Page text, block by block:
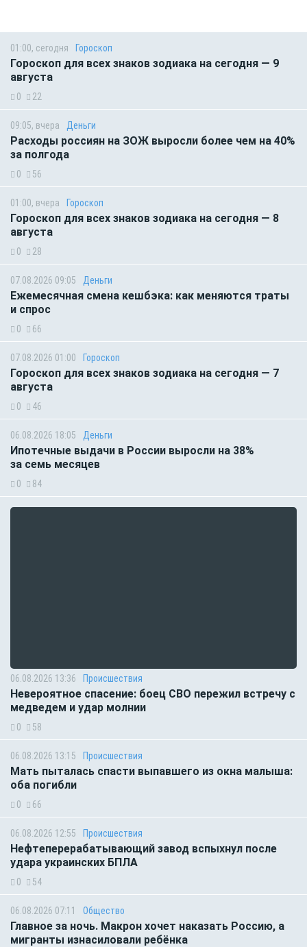
01:00, сегодня Гороскоп
Гороскоп для всех знаков зодиака на сегодня — 9
августа
0 22
09:05, вчера Деньги
Расходы россиян на ЗОЖ выросли более чем на 40%
за полгода
0 56
01:00, вчера Гороскоп
Гороскоп для всех знаков зодиака на сегодня — 8
августа
0 28
07.08.2026 09:05 Деньги
Ежемесячная смена кешбэка: как меняются траты
и спрос
0 66
07.08.2026 01:00 Гороскоп
Гороскоп для всех знаков зодиака на сегодня — 7
августа
0 46
06.08.2026 18:05 Деньги
Ипотечные выдачи в России выросли на 38%
за семь месяцев
0 84
06.08.2026 13:36 Происшествия
Невероятное спасение: боец СВО пережил встречу с
медведем и удар молнии
0 58
06.08.2026 13:15 Происшествия
Мать пыталась спасти выпавшего из окна малыша:
оба погибли
0 66
06.08.2026 12:55 Происшествия
Нефтеперерабатывающий завод вспыхнул после
удара украинских БПЛА
0 54
06.08.2026 07:11 Общество
Главное за ночь. Макрон хочет наказать Россию, а
мигранты изнасиловали ребёнка